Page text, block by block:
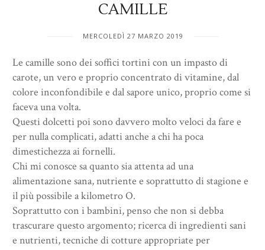
CAMILLE
MERCOLEDÌ 27 MARZO 2019
Le camille sono dei soffici tortini con un impasto di
carote, un vero e proprio concentrato di vitamine, dal
colore inconfondibile e dal sapore unico, proprio come si
faceva una volta.
Questi dolcetti poi sono davvero molto veloci da fare e
per nulla complicati, adatti anche a chi ha poca
dimestichezza ai fornelli.
Chi mi conosce sa quanto sia attenta ad una
alimentazione sana, nutriente e soprattutto di stagione e
il più possibile a kilometro O.
Soprattutto con i bambini, penso che non si debba
trascurare questo argomento; ricerca di ingredienti sani
e nutrienti, tecniche di cotture appropriate per